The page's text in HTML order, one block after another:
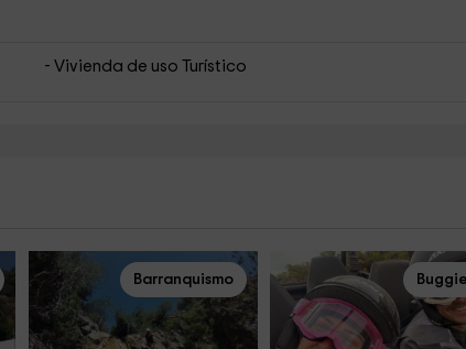
- Vivienda de uso Turístico
Barranquismo